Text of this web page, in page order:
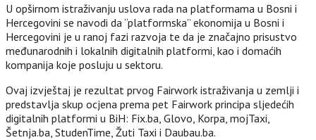
U opširnom istraživanju uslova rada na platformama u Bosni i
Hercegovini se navodi da “platformska” ekonomija u Bosni i
Hercegovini je u ranoj fazi razvoja te da je značajno prisustvo
međunarodnih i lokalnih digitalnih platformi, kao i domaćih
kompanija koje posluju u sektoru.
Ovaj izvještaj je rezultat prvog Fairwork istraživanja u zemlji i
predstavlja skup ocjena prema pet Fairwork principa sljedećih
digitalnih platformi u BiH: Fix.ba, Glovo, Korpa, mojTaxi,
Šetnja.ba, StudenTime, Žuti Taxi i Daubau.ba.